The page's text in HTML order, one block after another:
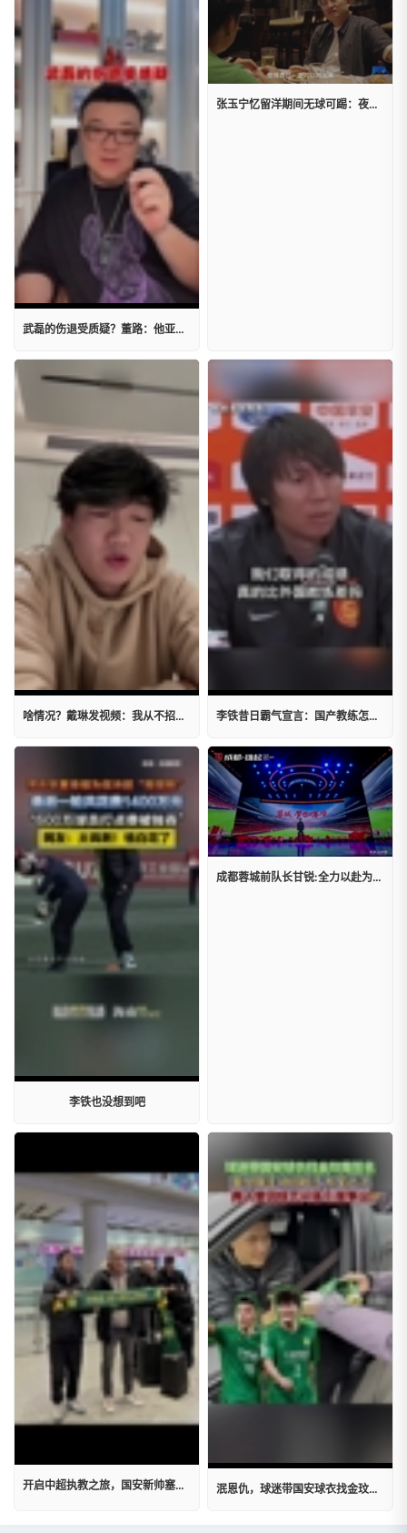
武磊的伤退受质疑？董路：他亚冠都没踢，他能为了足协杯不踢？
张玉宁忆留洋期间无球可踢：夜夜哭醒，砸墙大喊
啥情况？戴琳发视频：我从不招惹别人，以后看我怎么聊就行了 李铁昔日霸气宣言：国产教练怎么了？我们真的比外国教练差吗？
李铁也没想到吧
成都蓉城前队长甘锐:全力以赴为热爱坚持，为梦想拼搏，成都雄起!
开启中超执教之旅，国安新帅塞蒂恩携教练组抵达北京 泯恩仇，球迷带国安球衣找金玟哉签名，金玟哉主动问起于大宝近况